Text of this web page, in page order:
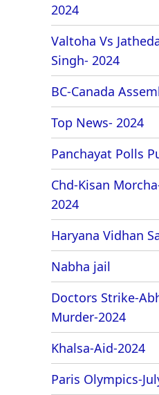
2024
Valtoha Vs
Singh- 2024
BC-Canada
Top News- 2024
Panchayat Polls
Chd-Kisan
2024
Haryana Vidhan
Nabha jail
Doctors Strike-
Murder-2024
Khalsa-Aid-2024
Paris Olympics-